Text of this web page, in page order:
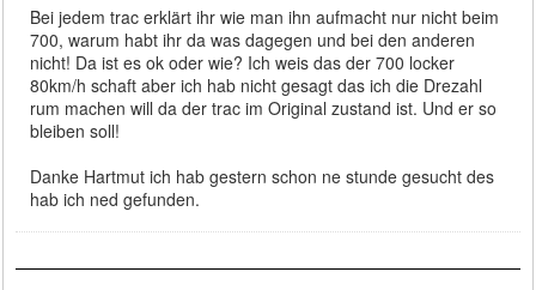
Bei jedem trac erklärt ihr wie man ihn aufmacht nur nicht beim
700, warum habt ihr da was dagegen und bei den anderen
nicht! Da ist es ok oder wie? Ich weis das der 700 locker
80km/h schaft aber ich hab nicht gesagt das ich die Drezahl
rum machen will da der trac im Original zustand ist. Und er so
bleiben soll!
Danke Hartmut ich hab gestern schon ne stunde gesucht des
hab ich ned gefunden.